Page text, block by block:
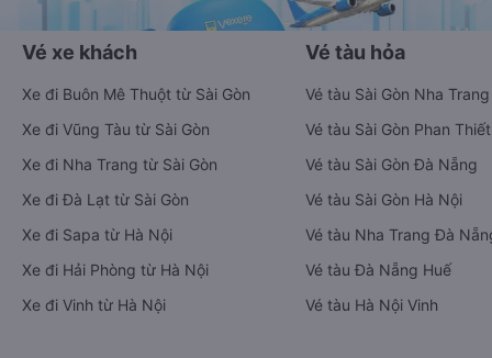
Vé xe khách
Xe đi Buôn Mê Thuột từ Sài Gòn
Xe đi Vũng Tàu từ Sài Gòn
Xe đi Nha Trang từ Sài Gòn
Xe đi Đà Lạt từ Sài Gòn
Xe đi Sapa từ Hà Nội
Xe đi Hải Phòng từ Hà Nội
Xe đi Vinh từ Hà Nội
Vé tàu hỏa
Vé tàu Sài Gòn Nha Trang
Vé tàu Sài Gòn Phan Thiết
Vé tàu Sài Gòn Đà Nẵng
Vé tàu Sài Gòn Hà Nội
Vé tàu Nha Trang Đà
Vé tàu Đà Nẵng Huế
Vé tàu Hà Nội Vinh